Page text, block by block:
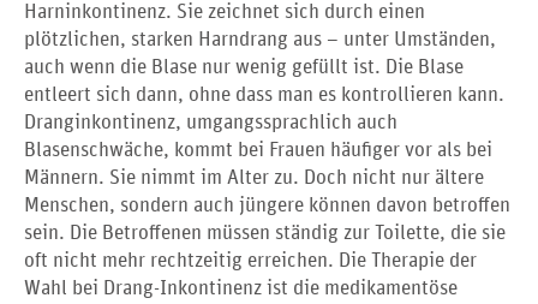
Harninkontinenz. Sie zeichnet sich durch einen
plötzlichen, starken Harndrang aus – unter Umständen,
auch wenn die Blase nur wenig gefüllt ist. Die Blase
entleert sich dann, ohne dass man es kontrollieren kann.
Dranginkontinenz, umgangssprachlich auch
Blasenschwäche, kommt bei Frauen häufiger vor als bei
Männern. Sie nimmt im Alter zu. Doch nicht nur ältere
Menschen, sondern auch jüngere können davon betroffen
sein. Die Betroffenen müssen ständig zur Toilette, die sie
oft nicht mehr rechtzeitig erreichen. Die Therapie der
Wahl bei Drang-Inkontinenz ist die medikamentöse